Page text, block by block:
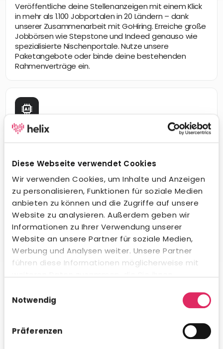
Diese Webseite verwendet Cookies
Wir verwenden Cookies, um Inhalte und Anzeigen
zu personalisieren, Funktionen für soziale Medien
anbieten zu können und die Zugriffe auf unsere
Website zu analysieren. Außerdem geben wir
Informationen zu Ihrer Verwendung unserer
Website an unsere Partner für soziale Medien,
Werbung und Analysen weiter. Unsere Partner
führen diese Informationen möglicherweise mit
weiteren Daten zusammen, die Sie ihnen
Nutzung der Dienste gesammelt haben.
Notwendig
Präferenzen
Veröffentliche deine Stellenanzeigen mit einem Klick
in mehr als 1.100 Jobportalen in 20 Ländern – dank
unserer Zusammenarbeit mit GoHiring. Erreiche große
Jobbörsen wie Stepstone und Indeed genauso wie
spezialisierte Nischenportale. Nutze unsere
Paketangebote oder binde deine bestehenden
Rahmenverträge ein.
Wegweisende KI-Integration.
Posts und in der Kommunikation mit Bewerbern – in
jeder Sprache und jedem Ton. Natürlich
datenschutzkonform und innerhalb gesetzlicher
Vorgaben. Auch beim Kandidaten-Matching
profitierst du von intelligenter Unterstützung.
Auswertungen direkt in Concludis – oder integriere die
Daten via API in deine bestehenden BI-Tools für
genau dann verfügbar, wenn du es brauchst.